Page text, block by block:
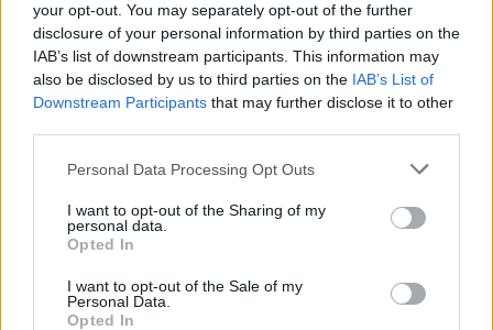
your opt-out. You may separately opt-out of the further
disclosure of your personal information by third parties on the
IAB’s list of downstream participants. This information may
also be disclosed by us to third parties on the IAB’s List of
Downstream Participants that may further disclose it to other
Personal Data Processing Opt Outs
I want to opt-out of the Sharing of my
personal data.
Opted In
I want to opt-out of the Sale of my
Personal Data.
Opted In
ΑΠΟΘΗΚΕΥΣΗ